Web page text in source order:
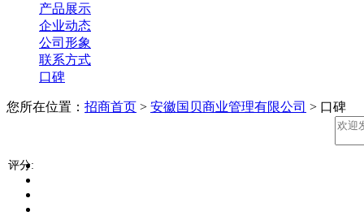
产品展示
企业动态
公司形象
联系方式
口碑
您所在位置： 招商首页 > 安徽国贝商业管理有限公司 > 口碑
评分: